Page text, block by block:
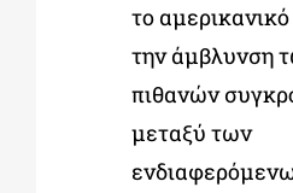
το
την άμβλυνση
πιθανών
μεταξύ των